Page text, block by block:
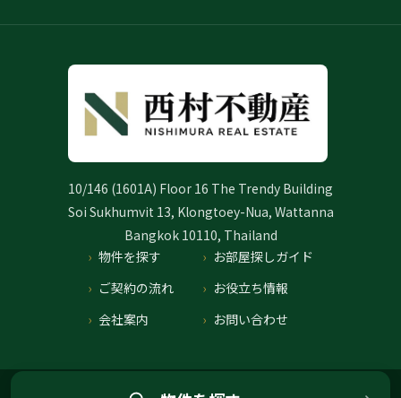
10/146 (1601A) Floor 16 The Trendy Building
Soi Sukhumvit 13, Klongtoey-Nua, Wattanna
Bangkok 10110, Thailand
物件を探す
お部屋探しガイド
ご契約の流れ
お役立ち情報
会社案内
お問い合わせ
プライバシーポリシー